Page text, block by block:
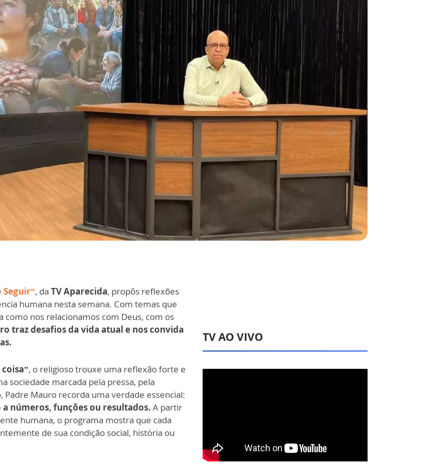
, da TV Aparecida, propôs reflexões
humana nesta semana. Com temas que
como nos relacionamos com Deus, com os
traz desafios da vida atual e nos convida
, o religioso trouxe uma reflexão forte e
sociedade marcada pela pressa, pela
Mauro recorda uma verdade essencial:
números, funções ou resultados. A partir
humana, o programa mostra que cada
de sua condição social, história ou
TV AO VIVO